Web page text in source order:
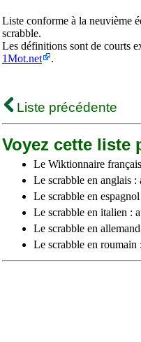
Liste conforme à la neuvième
scrabble.
Les définitions sont de courts
1Mot.net
.
Liste précédente
Voyez cette liste
Le Wiktionnaire
Le scrabble en anglais :
Le scrabble en
Le scrabble en italien :
Le scrabble en
Le scrabble en roumain